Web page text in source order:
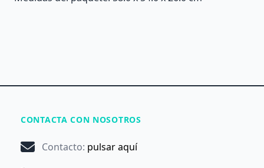
CONTACTA CON NOSOTROS
Contacto: pulsar aquí